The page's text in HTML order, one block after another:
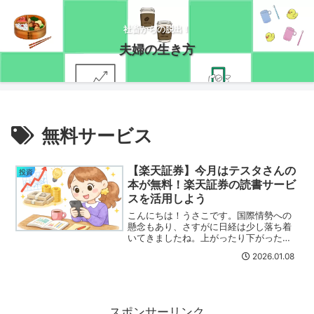
社畜からの脱出！
夫婦の生き方
無料サービス
投資
【楽天証券】今月はテスタさんの
本が無料！楽天証券の読書サービ
スを活用しよう
こんにちは！うさこです。国際情勢への
懸念もあり、さすがに日経は少し落ち着
いてきましたね。上がったり下がったり
のであんまり神経質にならず、マイペー
2026.01.08